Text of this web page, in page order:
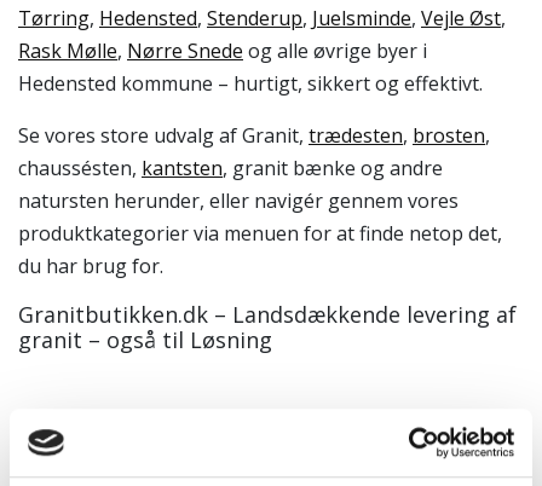
Tørring, Hedensted, Stenderup, Juelsminde, Vejle Øst,
Rask Mølle, Nørre Snede og alle øvrige byer i
Hedensted kommune – hurtigt, sikkert og effektivt.
Se vores store udvalg af Granit, trædesten, brosten,
chaussésten, kantsten, granit bænke og andre
natursten herunder, eller navigér gennem vores
produktkategorier via menuen for at finde netop det,
du har brug for.
Granitbutikken.dk – Landsdækkende levering af
granit – også til Løsning